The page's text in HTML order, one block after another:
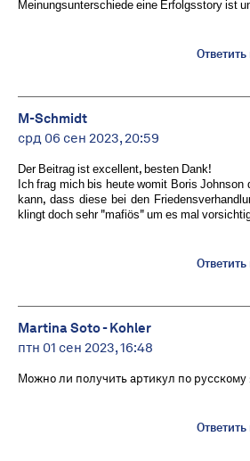
Meinungsunterschiede eine Erfolgsstory ist
M-Schmidt
срд 06 сен 2023, 20:59
Der Beitrag ist excellent, besten Dank!
Ich frag mich bis heute womit Boris Johnson
kann, dass diese bei den
klingt doch sehr "mafiös" um es mal
Martina Soto - Kohler
птн 01 сен 2023, 16:48
Можно ли получить артикул по русскому
Ответить